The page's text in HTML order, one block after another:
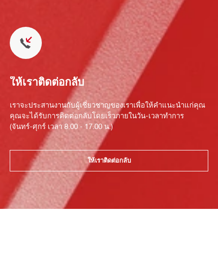
ให้เราติดต่อกลับ
เราจะประสานงานกับผู้เชี่ยวชาญของเราเพื่อให้คำแนะนำแก่คุณ
คุณจะได้รับการติดต่อกลับโดยเร็วภายในวัน-เวลาทำการ
(จันทร์-ศุกร์ เวลา 8.00 - 17.00 น.)
ให้เราติดต่อกลับ